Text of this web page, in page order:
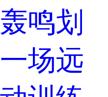
鸣划
场远